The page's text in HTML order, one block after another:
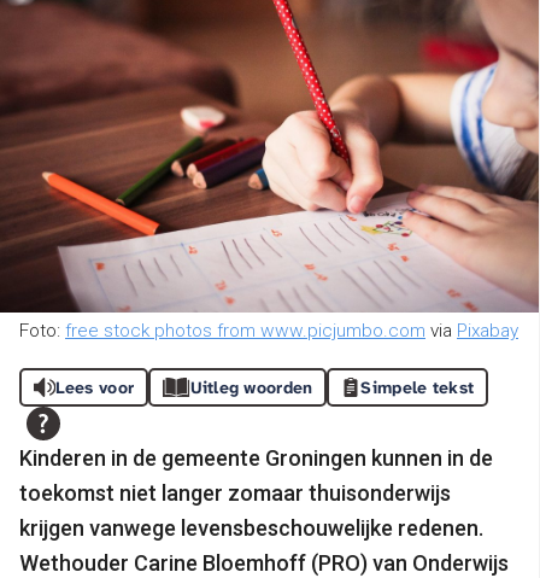
Foto: free stock photos from www.picjumbo.com via Pixabay
Lees voor Uitleg woorden Simpele tekst
Kinderen in de gemeente Groningen kunnen in de
toekomst niet langer zomaar thuisonderwijs
krijgen vanwege levensbeschouwelijke redenen.
Wethouder Carine Bloemhoff (PRO) van Onderwijs